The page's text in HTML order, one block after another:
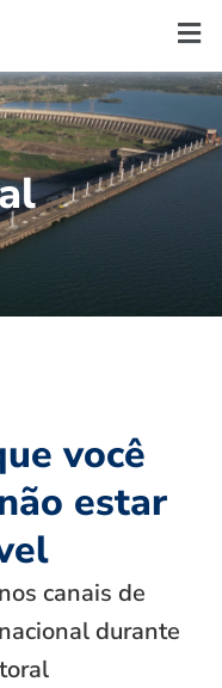
l
você
estar
canais de
durante